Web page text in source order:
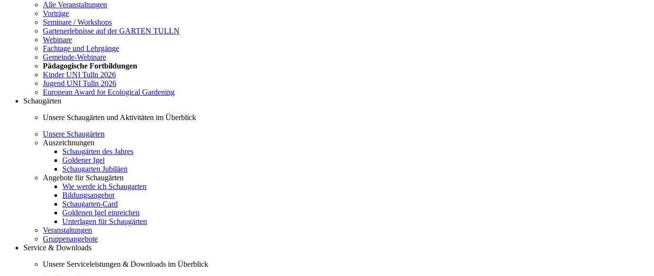
Alle Veranstaltungen
Vorträge
Seminare / Workshops
Gartenerlebnisse auf der GARTEN TULLN
Webinare
Fachtage und Lehrgänge
Gemeinde-Webinare
Pädagogische Fortbildungen
Kinder UNI Tulln 2026
Jugend UNI Tulln 2026
European Award for Ecological Gardening
Schaugärten
Unsere Schaugärten und Aktivitäten im Überblick
Unsere Schaugärten
Auszeichnungen
Schaugärten des Jahres
Goldener Igel
Schaugarten Jubiläen
Angebote für Schaugärten
Wie werde ich Schaugarten
Bildungsangebot
Schaugarten-Card
Goldenen Igel einreichen
Unterlagen für Schaugärten
Veranstaltungen
Gruppenangebote
Service & Downloads
Unsere Serviceleistungen & Downloads im Überblick